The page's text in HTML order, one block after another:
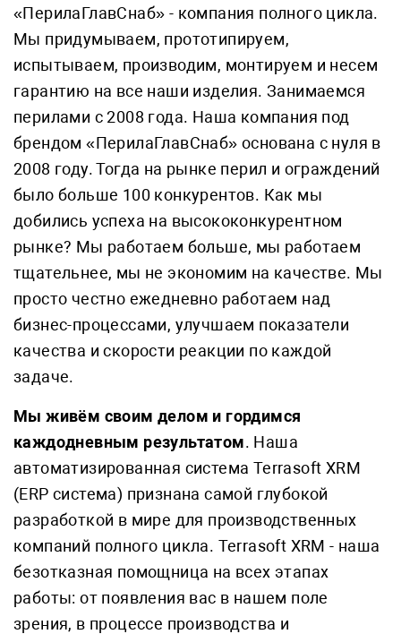
«ПерилаГлавСнаб» - компания полного цикла.
Мы придумываем, прототипируем,
испытываем, производим, монтируем и несем
гарантию на все наши изделия. Занимаемся
перилами с 2008 года. Наша компания под
брендом «ПерилаГлавСнаб» основана с нуля в
2008 году. Тогда на рынке перил и ограждений
было больше 100 конкурентов. Как мы
добились успеха на высококонкурентном
рынке? Мы работаем больше, мы работаем
тщательнее, мы не экономим на качестве. Мы
просто честно ежедневно работаем над
бизнес-процессами, улучшаем показатели
качества и скорости реакции по каждой
задаче.
Мы живём своим делом и гордимся
каждодневным результатом. Наша
автоматизированная система Terrasoft XRM
(ERP система) признана самой глубокой
разработкой в мире для производственных
компаний полного цикла. Terrasoft XRM - наша
безотказная помощница на всех этапах
работы: от появления вас в нашем поле
зрения, в процессе производства и